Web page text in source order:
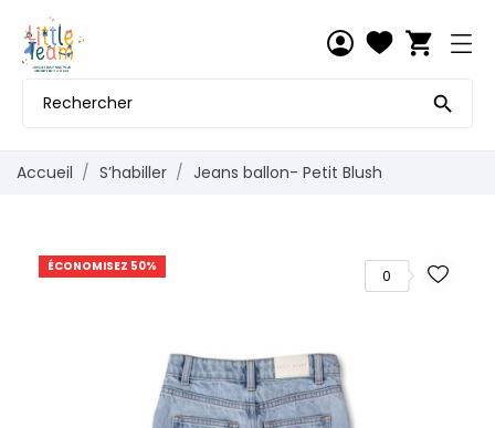
shopping_cart

Accueil S’habiller Jeans ballon- Petit Blush
ÉCONOMISEZ 50%
0